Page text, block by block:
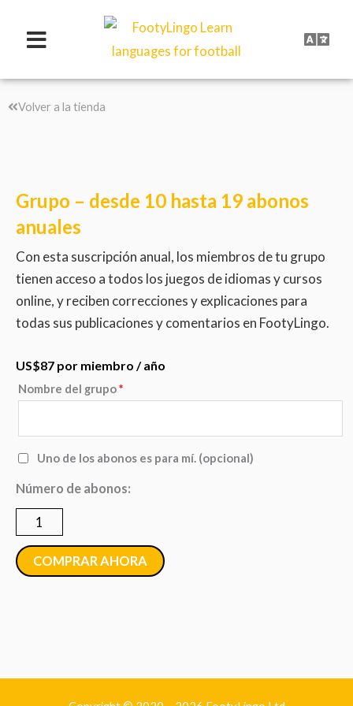
Volver a la tienda
Grupo – desde 10 hasta 19 abonos
anuales
Con esta suscripción anual, los miembros de tu grupo
tienen acceso a todos los juegos de idiomas y cursos
online, y reciben correcciones y explicaciones para
todas sus publicaciones y comentarios en FootyLingo.
US$87 por miembro / año
Nombre del grupo*
Uno de los abonos es para mí. (opcional)
Número de abonos:
Grupo
desde
abonos
anuales
COMPRAR AHORA